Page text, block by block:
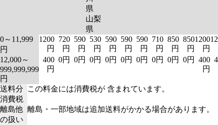
県
山梨
県
0～11,999
円
1200
円
720
円
590
円
530
円
590
円
590
円
590
円
710
円
850
円
850
円
1200
円
12,000～
999,999,999
円
400
円
0円 0円 0円 0円 0円 0円 0円 0円 0円
400
円
送料分
消費税
この料金には消費税が 含まれています。
離島他
の扱い
離島・一部地域は追加送料がかかる場合があります。